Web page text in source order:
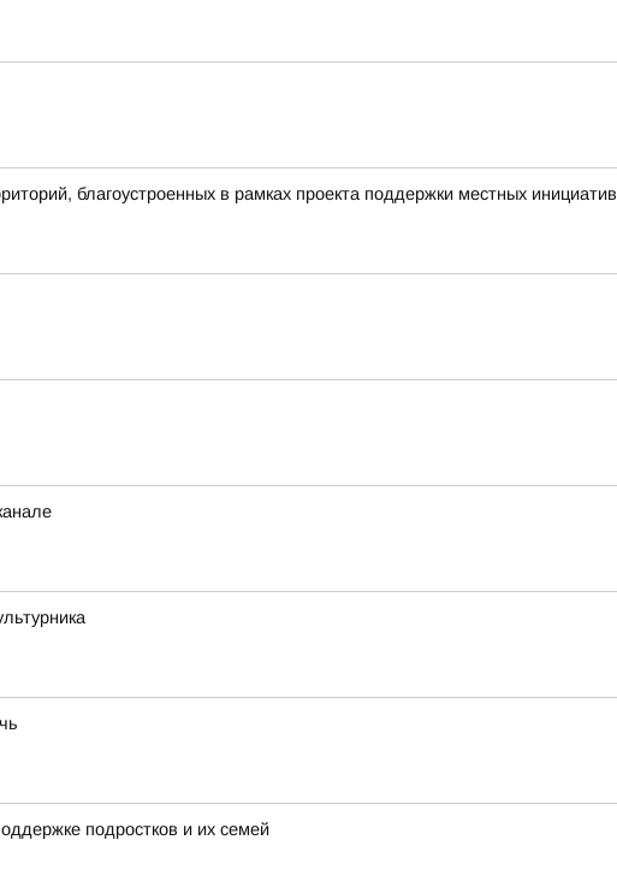
благоустроенных в рамках проекта поддержки местных инициатив
подростков и их семей